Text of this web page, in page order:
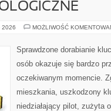
2026 MOŻLIWOŚĆ
Sprawdzone dorabianie
osób okazuje się bardzo
oczekiwanym momencie.
mieszkania, uszkodzony
niedziałający pilot, zużyta